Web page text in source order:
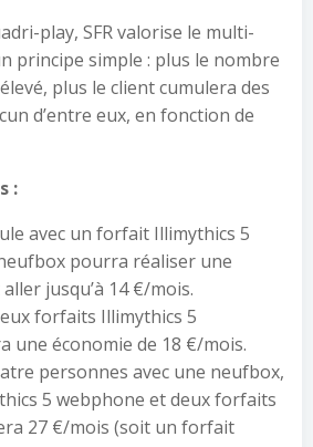
play, SFR valorise le multi-
principe simple : plus le nombre
plus le client cumulera des
d’entre eux, en fonction de
:
avec un forfait Illimythics 5
pourra réaliser une
jusqu’à 14 €/mois.
forfaits Illimythics 5
une économie de 18 €/mois.
personnes avec une neufbox,
5 webphone et deux forfaits
27 €/mois (soit un forfait